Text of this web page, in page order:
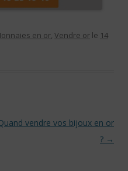
en or, Vendre or le 14
vendre vos bijoux en or
? →